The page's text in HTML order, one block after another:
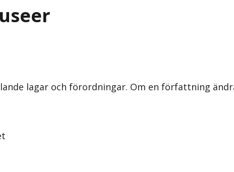
lagar och förordningar. Om en författning